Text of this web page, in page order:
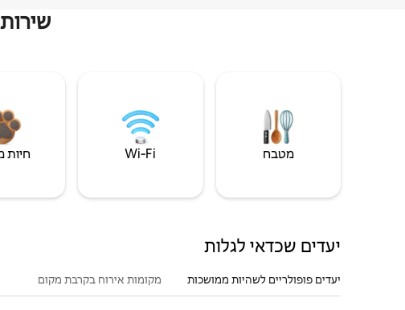
מטבח Wi‑Fi חיות
יעדים שכדאי לגלות
יעדים פופולריים לשהיות ממושכות מקומות אירוח בקרבת מקום